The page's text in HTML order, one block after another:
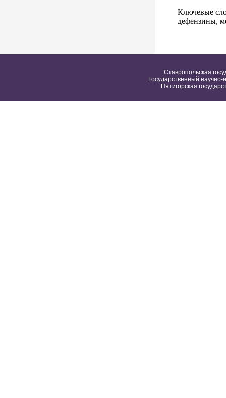
Ключевые
дефензины,
Ставропольская
Государственный научно-
Пятигорская